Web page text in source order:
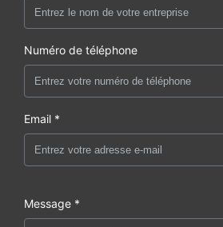
Numéro de téléphone
Email *
Message *